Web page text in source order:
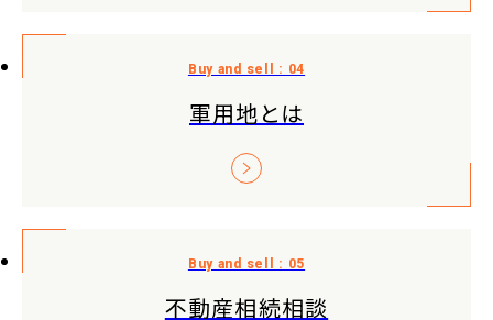
軍用地とは
不動産相続相談